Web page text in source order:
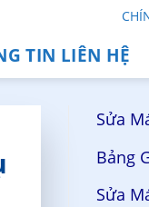
TIN LIÊN HỆ
Sửa
Bảng
Sửa